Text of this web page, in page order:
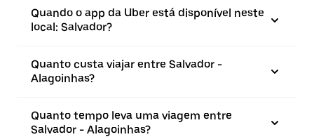
Quando o app da Uber está disponível neste
local: Salvador?
Quanto custa viajar entre Salvador -
Alagoinhas?
Quanto tempo leva uma viagem entre
Salvador - Alagoinhas?